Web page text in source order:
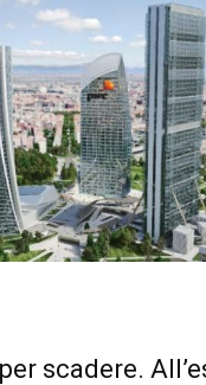
scadere.